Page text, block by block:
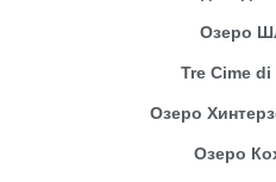
Озеро
Tre Cime
Озеро
Озеро